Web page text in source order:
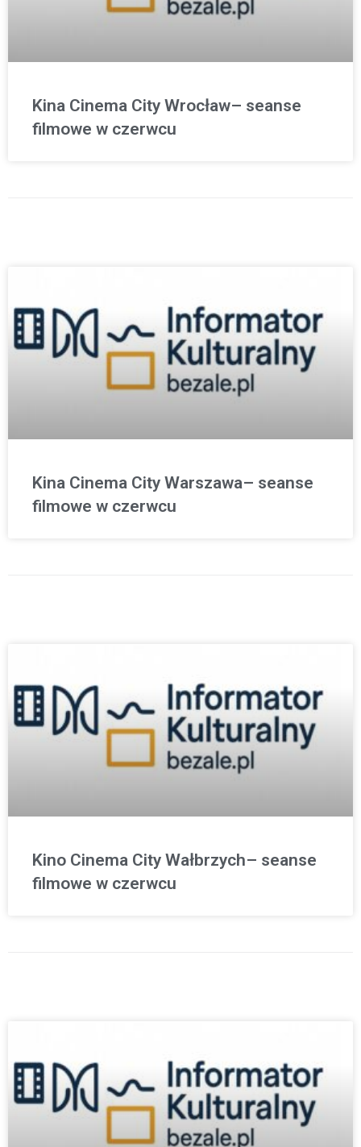
Kina Cinema City Wrocław– seanse
filmowe w czerwcu
Kina Cinema City Warszawa– seanse
filmowe w czerwcu
Kino Cinema City Wałbrzych– seanse
filmowe w czerwcu